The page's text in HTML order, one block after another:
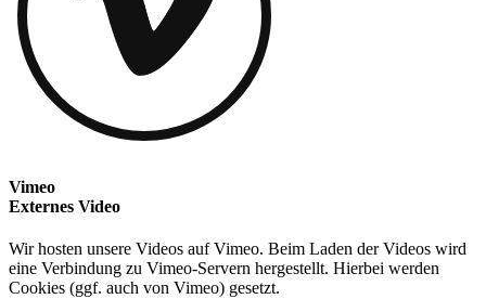
Vimeo
Externes Video
Wir hosten unsere Videos auf Vimeo. Beim Laden der Videos wird
eine Verbindung zu Vimeo-Servern hergestellt. Hierbei werden
Cookies (ggf. auch von Vimeo) gesetzt.